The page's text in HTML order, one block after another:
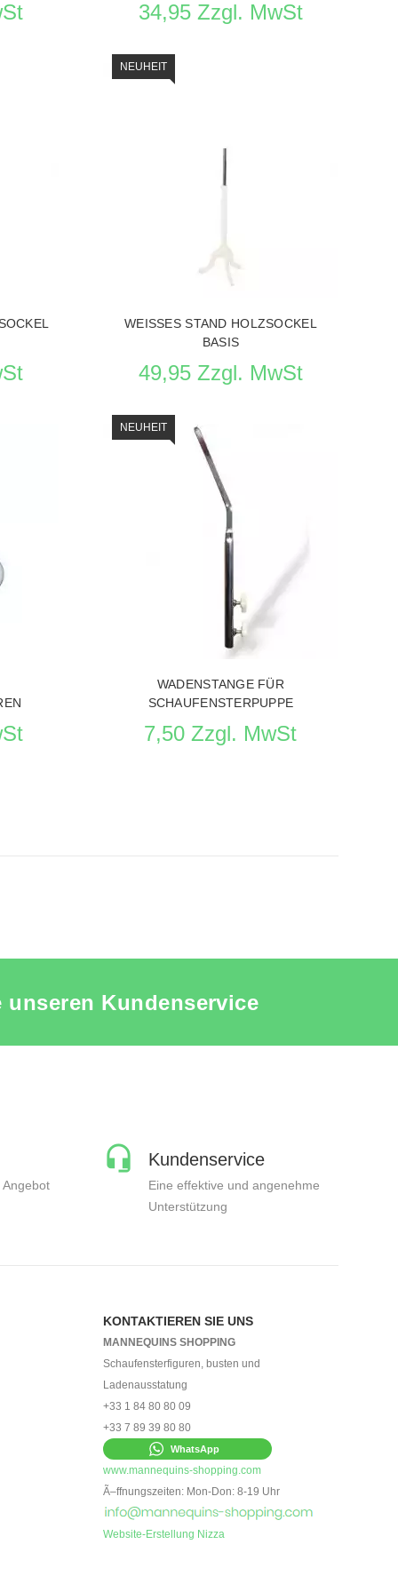
34,95 Zzgl. MwSt
NEUHEIT
WEISSES STAND HOLZSOCKEL
BASIS
49,95 Zzgl. MwSt
NEUHEIT
WADENSTANGE FÜR
SCHAUFENSTERPUPPE
7,50 Zzgl. MwSt
Kundenservice
Kundenservice
Eine effektive und angenehme
Unterstützung
KONTAKTIEREN SIE UNS
MANNEQUINS SHOPPING
Schaufensterfiguren, busten und
Ladenausstatung
+33 1 84 80 80 09
+33 7 89 39 80 80
WhatsApp
www.mannequins-shopping.com
Ã–ffnungszeiten: Mon-Don: 8-19 Uhr
Website-Erstellung Nizza